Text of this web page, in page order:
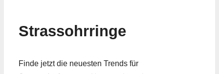
Strass­ohrringe
Finde jetzt die neuesten Trends für